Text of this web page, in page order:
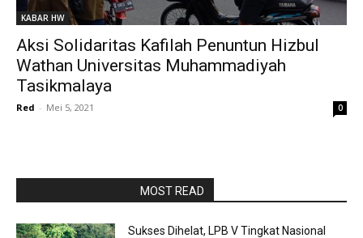
KABAR HW
Aksi Solidaritas Kafilah Penuntun Hizbul
Wathan Universitas Muhammadiyah
Tasikmalaya
Red - Mei 5, 2021 0
MOST READ
Sukses Dihelat, LPB V Tingkat Nasional